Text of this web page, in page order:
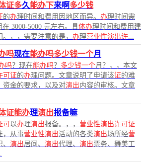
证多久能办下来啊多少钱
的办理时间和费用因地区而异。 办理时间需
3000-5000 元左右。具体办理时间和费用建
，，需要注意的是， 办理营业性演出许
吗现在能办吗多少钱一个月
吗？现在能办吗？ 多少钱一个月？，，本文
可证的办理问题。文章说明了申请该证的难
资金的要求，以及对演出内容的审核。文章
证能办理演出报备嘛
可以办理演出报备。，， 营业性演出许可证
，从事营业性演出活动的各类演出场所经营
演出居间、 演出代理、 演出票务、舞美工